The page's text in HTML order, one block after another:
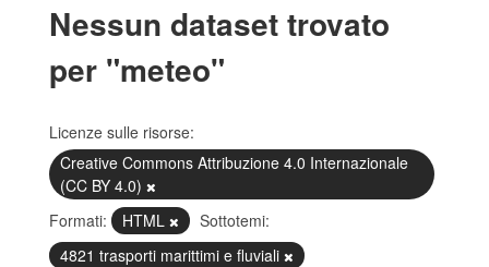
Nessun dataset trovato
per "meteo"
Licenze sulle risorse:
Creative Commons Attribuzione 4.0 Internazionale
(CC BY 4.0)
Formati:
HTML
Sottotemi:
4821 trasporti marittimi e fluviali